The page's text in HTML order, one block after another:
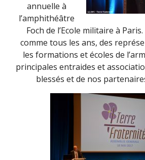
annuelle à
l’amphithéâtre
Foch de l’Ecole militaire à
comme tous les ans, des
les formations et écoles de
principales entraides et
blessés et de nos